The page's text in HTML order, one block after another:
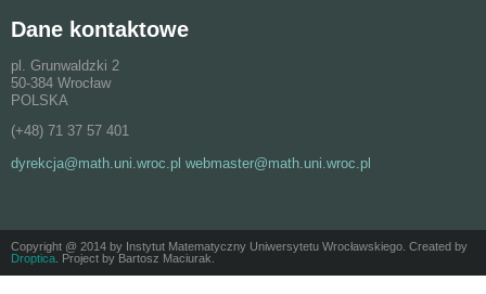
Dane kontaktowe
pl. Grunwaldzki 2
50-384 Wrocław
POLSKA
(+48) 71 37 57 401
dyrekcja@math.uni.wroc.pl webmaster@math.uni.wroc.pl
Copyright @ 2014 by Instytut Matematyczny Uniwersytetu Wrocławskiego. Created by
Droptica . Project by Bartosz Maciurak.